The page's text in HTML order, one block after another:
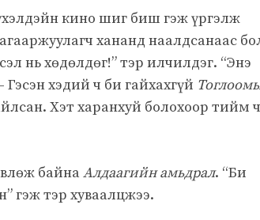
кино шиг биш гэж үргэлж
хананд наалдсанаас
нь хөдөлдөг!” тэр илчилдэг. “Энэ
Гэсэн хэдий ч би гайхахгүй
Хэт харанхуй болохоор тийм ч
байнаАлдаагийн амьдрал. “Би
гэж тэр хуваалцжээ.